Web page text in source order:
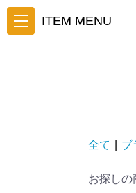
ITEM MENU
全て ブ
お探しの